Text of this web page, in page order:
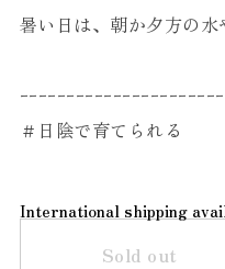
暑い日は、朝か夕方の水
ｰｰｰｰｰｰｰｰｰｰｰｰｰｰｰｰｰｰｰｰｰ
＃日陰で育てられる
International shipping
Sold out